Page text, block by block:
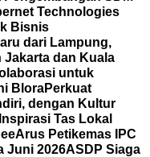
Technologies
Bisnis
dari Lampung,
Jakarta dan Kuala
untuk
BloraPerkuat
dengan Kultur
Tas Lokal
Arus Petikemas IPC
Juni 2026ASDP Siaga